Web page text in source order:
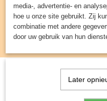
Inloggen Registreren
Spellen & Puzzels
media-, advertentie- en
hoe u onze site gebruikt. Zij
combinatie met andere
door uw gebruik van hun
Later